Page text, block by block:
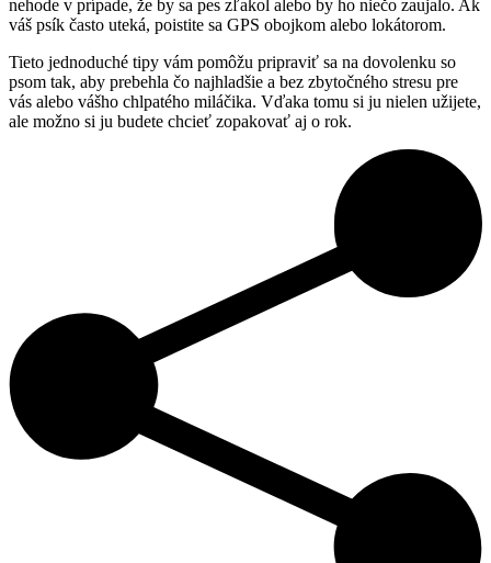
nehode v prípade, že by sa pes zľakol alebo by ho niečo zaujalo. Ak
váš psík často uteká, poistite sa GPS obojkom alebo lokátorom.
Tieto jednoduché tipy vám pomôžu pripraviť sa na dovolenku so
psom tak, aby prebehla čo najhladšie a bez zbytočného stresu pre
vás alebo vášho chlpatého miláčika. Vďaka tomu si ju nielen užijete,
ale možno si ju budete chcieť zopakovať aj o rok.